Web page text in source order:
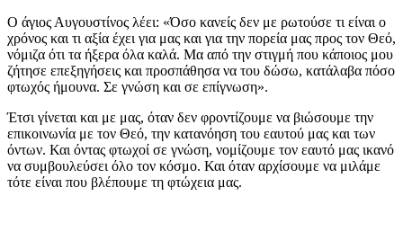
Ο άγιος Αυγουστίνος λέει: «Όσο κανείς δεν με ρωτούσε τι είναι ο
χρόνος και τι αξία έχει για μας και για την πορεία μας προς τον Θεό,
νόμιζα ότι τα ήξερα όλα καλά. Μα από την στιγμή που κάποιος μου
ζήτησε επεξηγήσεις και προσπάθησα να του δώσω, κατάλαβα πόσο
φτωχός ήμουνα. Σε γνώση και σε επίγνωση».
Έτσι γίνεται και με μας, όταν δεν φροντίζουμε να βιώσουμε την
επικοινωνία με τον Θεό, την κατανόηση του εαυτού μας και των
όντων. Και όντας φτωχοί σε γνώση, νομίζουμε τον εαυτό μας ικανό
να συμβουλεύσει όλο τον κόσμο. Και όταν αρχίσουμε να μιλάμε
τότε είναι που βλέπουμε τη φτώχεια μας.